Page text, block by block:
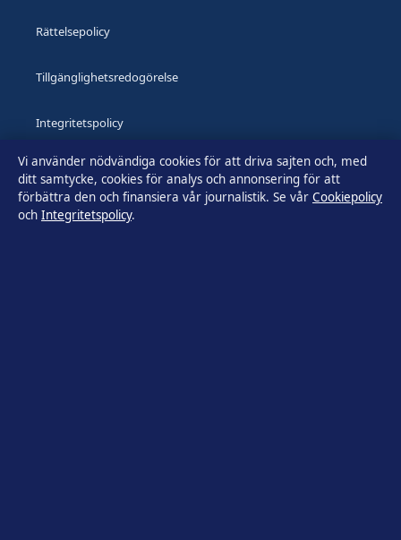
Rättelsepolicy
Tillgänglighetsredogörelse
Integritetspolicy
Kändisar & integritet
Vi använder nödvändiga cookies för att driva sajten och, med
ditt samtycke, cookies för analys och annonsering för att
förbättra den och finansiera vår journalistik. Se vår Cookiepolicy
och Integritetspolicy.